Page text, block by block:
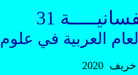
31
العربية في علوم
خريف 2020